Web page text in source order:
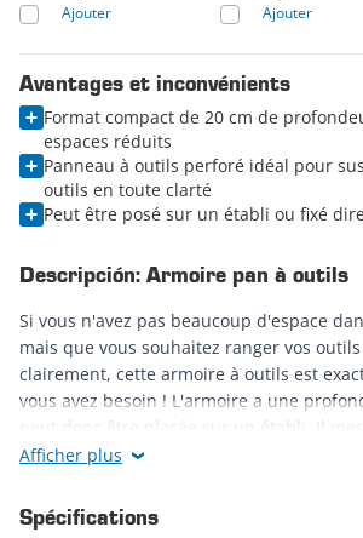
Ajouter Ajouter
Avantages et inconvénients
Format compact de 20 cm de
espaces réduits
Panneau à outils perforé idéal pour
outils en toute clarté
Peut être posé sur un établi ou fixé
Descripción: Armoire pan à outils
Si vous n'avez pas beaucoup d'espace
mais que vous souhaitez ranger vos
clairement, cette armoire à outils est
vous avez besoin ! L'armoire a une
peut donc être placée sur un établi. Il
long, l'établi doit donc mesurer au moins
haut, ce qui le rend idéal pour accrocher
Afficher plus
Spécifications